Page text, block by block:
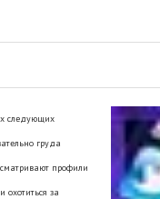
следующих
груда
профили
за